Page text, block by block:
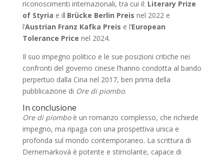
riconoscimenti internazionali, tra cui il: Literary Prize
of Styria e il Brücke Berlin Preis nel 2022 e
l’Austrian Franz Kafka Preis e l’European
Tolerance Price nel 2024.
Il suo impegno politico e le sue posizioni critiche nei
confronti del governo cinese l’hanno condotta al bando
perpertuo dalla Cina nel 2017, ben prima della
pubblicazione di Ore di piombo.
In conclusione
Ore di piombo è un romanzo complesso, che richiede
impegno, ma ripaga con una prospettiva unica e
profonda sul mondo contemporaneo. La scrittura di
Dernemarková è potente e stimolante, capace di